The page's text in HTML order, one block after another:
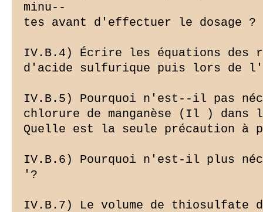
minu--
tes avant d'effectuer le dosage ?
IV.B.4) Écrire les équations
d'acide sulfurique puis lors de
IV.B.5) Pourquoi n'est--il pas
chlorure de manganèse (Il )
Quelle est la seule précaution à
IV.B.6) Pourquoi n'est-il plus
'?
IV.B.7) Le volume de thiosulfate